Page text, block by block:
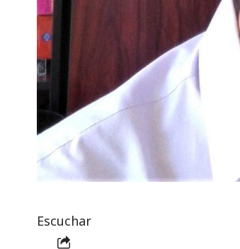
Escuchar